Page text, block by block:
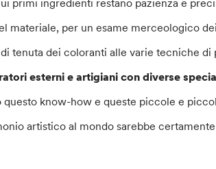
primi ingredienti restano pazienza e
materiale, per un esame merceologico
tenuta dei coloranti alle varie tecniche di
esterni e artigiani con diverse
questo know-how e queste piccole e
artistico al mondo sarebbe certamente